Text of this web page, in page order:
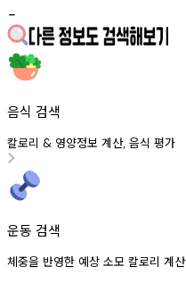
-
음식 검색
칼로리 & 영양정보 계산, 음식 평가
운동 검색
체중을 반영한 예상 소모 칼로리 계산